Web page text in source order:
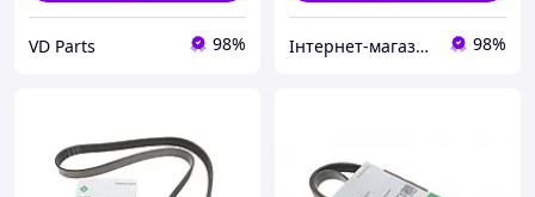
VD Parts 98% Інтернет-магазин "Запчастини до авто і не тільки" 98%